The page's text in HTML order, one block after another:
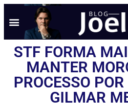
STF FORMA
MANTER
PROCESSO
GILMAR